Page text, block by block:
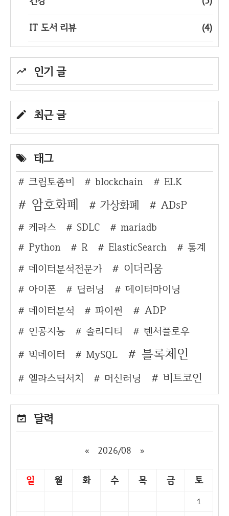
IT 도서 리뷰 (4)
인기 글
최근 글
태그
크립토좀비 blockchain ELK
암호화폐 가상화폐 ADsP
케라스 SDLC
mariadb
Python
R ElasticSearch
통계
데이터분석전문가
이더리움
아이폰 딥러닝
데이터마이닝
데이터분석
파이썬 ADP
인공지능 솔리디티
텐서플로우
빅데이터
MySQL 블록체인
엘라스틱서치 머신러닝 비트코인
달력
« 2026/08 »
일 월 화 수 목 금 토
1